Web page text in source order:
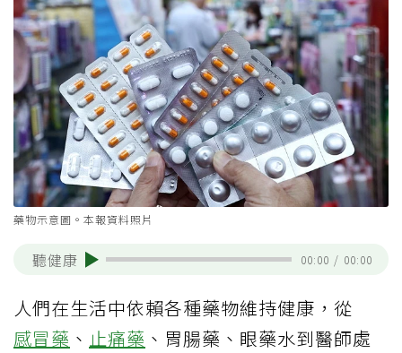
藥物示意圖。本報資料照片
聽健康 00:00 / 00:00
人們在生活中依賴各種藥物維持健康，從
感冒藥 、 止痛藥 、胃腸藥、眼藥水到醫師處